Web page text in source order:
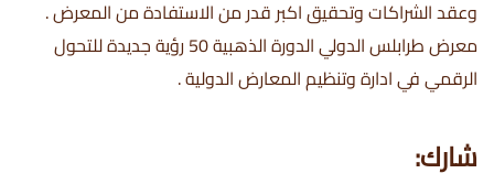
وعقد الشراكات وتحقيق اكبر قدر من الاستفادة من المعرض .
معرض طرابلس الدولي الدورة الذهبية 50 رؤية جديدة للتحول
الرقمي في ادارة وتنظيم المعارض الدولية .
شارك: